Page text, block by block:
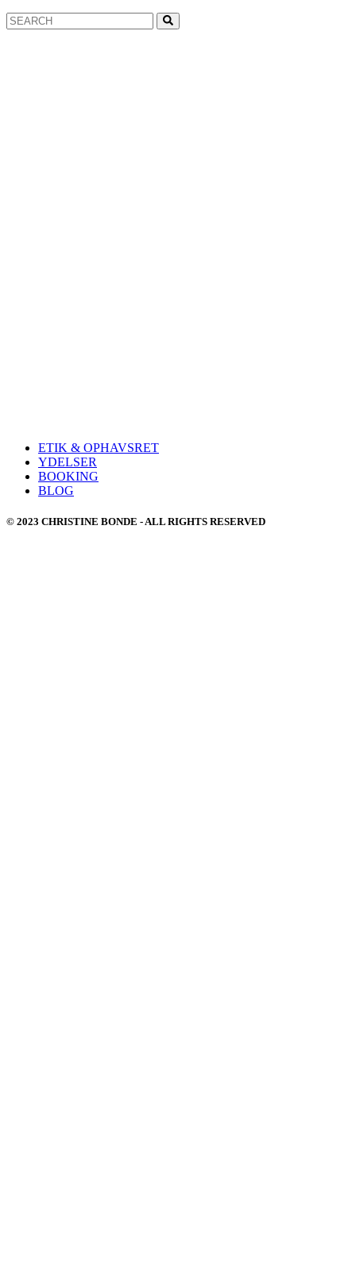
Search
for:
ETIK & OPHAVSRET
YDELSER
BOOKING
BLOG
© 2023 CHRISTINE BONDE - ALL RIGHTS RESERVED